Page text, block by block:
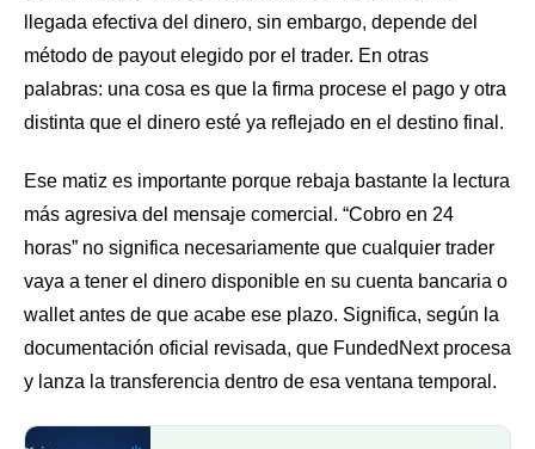
llegada efectiva del dinero, sin embargo, depende del
método de payout elegido por el trader. En otras
palabras: una cosa es que la firma procese el pago y otra
distinta que el dinero esté ya reflejado en el destino final.
Ese matiz es importante porque rebaja bastante la lectura
más agresiva del mensaje comercial. “Cobro en 24
horas” no significa necesariamente que cualquier trader
vaya a tener el dinero disponible en su cuenta bancaria o
wallet antes de que acabe ese plazo. Significa, según la
documentación oficial revisada, que FundedNext procesa
y lanza la transferencia dentro de esa ventana temporal.